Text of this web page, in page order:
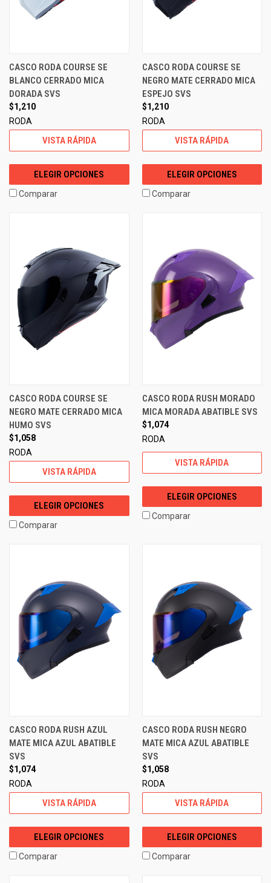
CASCO RODA COURSE SE
BLANCO CERRADO MICA
DORADA SVS
$1,210
RODA
VISTA RÁPIDA
ELEGIR OPCIONES
Comparar
CASCO RODA COURSE SE
NEGRO MATE CERRADO MICA
ESPEJO SVS
$1,210
RODA
VISTA RÁPIDA
ELEGIR OPCIONES
Comparar
CASCO RODA COURSE SE
NEGRO MATE CERRADO MICA
HUMO SVS
$1,058
RODA
VISTA RÁPIDA
ELEGIR OPCIONES
Comparar
CASCO RODA RUSH MORADO
MICA MORADA ABATIBLE SVS
$1,074
RODA
VISTA RÁPIDA
ELEGIR OPCIONES
Comparar
CASCO RODA RUSH AZUL
MATE MICA AZUL ABATIBLE
SVS
$1,074
RODA
VISTA RÁPIDA
ELEGIR OPCIONES
Comparar
CASCO RODA RUSH NEGRO
MATE MICA AZUL ABATIBLE
SVS
$1,058
RODA
VISTA RÁPIDA
ELEGIR OPCIONES
Comparar